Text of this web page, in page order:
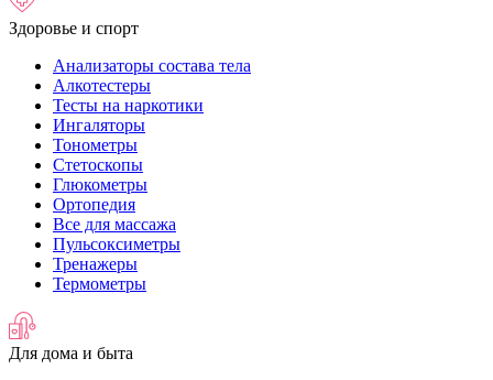
Здоровье и спорт
Анализаторы состава тела
Алкотестеры
Тесты на наркотики
Ингаляторы
Тонометры
Стетоскопы
Глюкометры
Ортопедия
Все для массажа
Пульсоксиметры
Тренажеры
Термометры
Для дома и быта